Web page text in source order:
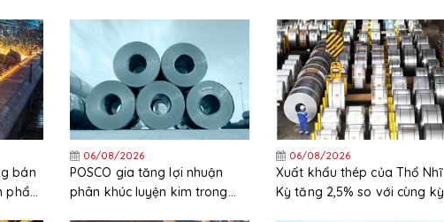
cao
bán
phẩm
06/08/2026
POSCO gia tăng lợi nhuận
phân khúc luyện kim trong
06/08/2026
Xuất khẩu thép của Thổ Nhĩ
Kỳ tăng 2,5% so với cùng kỳ